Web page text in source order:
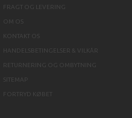
FRAGT OG LEVERING
OM OS
KONTAKT OS
HANDELSBETINGELSER & VILKÅR
RETURNERING OG OMBYTNING
SITEMAP
FORTRYD KØBET